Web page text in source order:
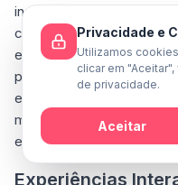
instalações combinam
conhecimento científico
educativas imersivas.
programas educacionais
esses aquários inspiram
marinha e promovem a
ecossistemas aquáticos.
Experiências
Privacidade e
Utilizamos
clicar em
de privacidade.
Aceitar